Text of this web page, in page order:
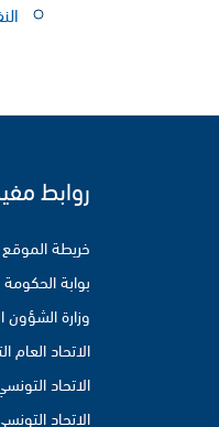
روابط
خريطة الموقع
بوابة الحكومة
وزارة الشؤون
الاتحاد
الاتحاد
الاتحاد